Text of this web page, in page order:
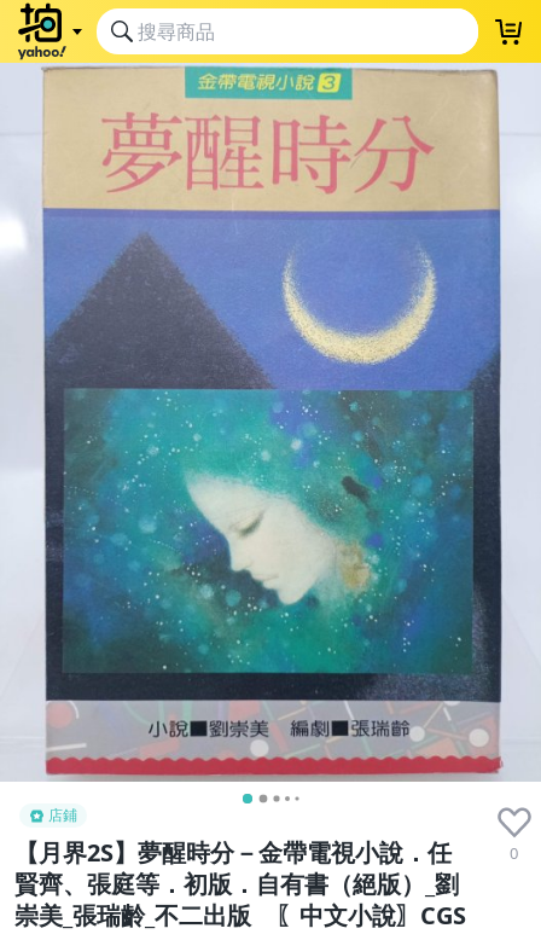
店鋪
【月界2S】夢醒時分－金帶電視小說．任
賢齊、張庭等．初版．自有書（絕版）_劉
崇美_張瑞齡_不二出版 〖中文小說〗CGS
0